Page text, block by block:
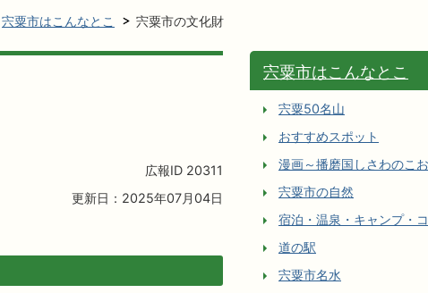
宍粟市はこんなとこ 宍粟市の文化財
広報ID 20311
更新日：2025年07月04日
宍粟市はこんなとこ
宍粟50名山
おすすめスポット
漫画～播磨国しさわのこ
宍粟市の自然
宿泊・温泉・キャンプ・
道の駅
宍粟市名水